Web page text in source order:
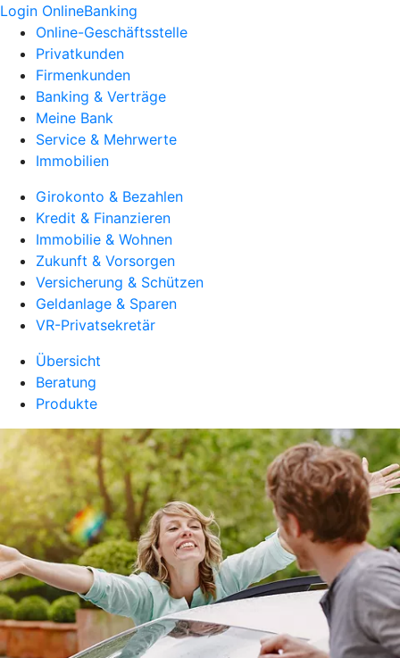
Login OnlineBanking
Online-Geschäftsstelle
Privatkunden
Firmenkunden
Banking & Verträge
Meine Bank
Service & Mehrwerte
Immobilien
Girokonto & Bezahlen
Kredit & Finanzieren
Immobilie & Wohnen
Zukunft & Vorsorgen
Versicherung & Schützen
Geldanlage & Sparen
VR-Privatsekretär
Übersicht
Beratung
Produkte